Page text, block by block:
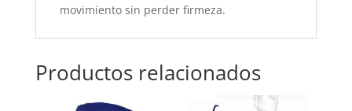
movimiento sin perder firmeza.
Productos relacionados